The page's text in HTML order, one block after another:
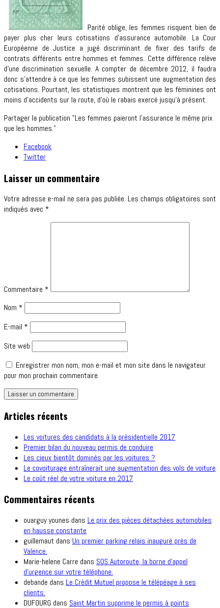
Parité oblige, les femmes risquent bien de
payer plus cher leurs cotisations d’assurance automobile. La Cour
Européenne de Justice a jugé discriminant de fixer des tarifs de
contrats différents entre hommes et femmes. Cette différence relève
d’une discrimination sexuelle. A compter de décembre 2012, il faudra
donc s’attendre à ce que les femmes subissent une augmentation des
cotisations. Pourtant, les statistiques montrent que les féminines ont
moins d’accidents sur la route, d’où le rabais exercé jusqu’à présent.
Partager la publication "Les femmes paieront l’assurance le même prix
que les hommes."
Facebook
Twitter
Laisser un commentaire
Votre adresse e-mail ne sera pas publiée. Les champs obligatoires sont
indiqués avec *
Commentaire *
Nom *
E-mail *
Site web
Enregistrer mon nom, mon e-mail et mon site dans le navigateur
pour mon prochain commentaire.
Articles récents
Les voitures des candidats à la présidentielle 2017
Premier bilan du nouveau permis de conduire
Les cieux bientôt dominés par les voitures ?
Le covoiturage entraînerait une augmentation des vols de voiture
Le coût réel de votre voiture en 2017
Commentaires récents
ouarguy younes dans Le prix des pièces détachées automobiles
en hausse constante
guillemaut dans Un premier parking relais inauguré près de
Valence.
Marie-helene Carre dans SOS Autoroute, la borne d’appel
d’urgence sur votre téléphone.
debande dans Le Crédit Mutuel propose le télépéage à ses
clients.
DUFOURG dans Saint Martin supprime le permis à points